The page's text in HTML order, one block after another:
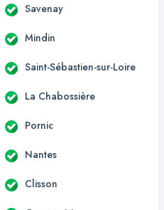
Savenay
Mindin
Saint-Sébastien-sur-Loire
La Chabossière
Pornic
Nantes
Clisson